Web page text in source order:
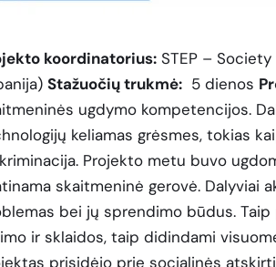
koordinatorius: STEP –
Stažuočių trukmė: 5 dienos
ugdymo kompetencijos.
keliamas grėsmes, tokias
Projekto metu buvo
skaitmeninė gerovė. Dalyviai
bei jų sprendimo būdus.
ir sklaidos, taip didindami
prisidėjo prie socialinės